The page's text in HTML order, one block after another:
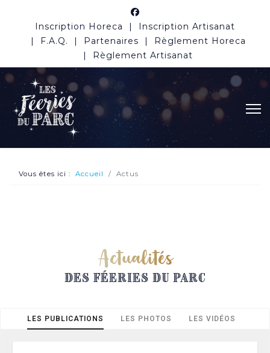
Inscription Horeca
Inscription Artisanat
F.A.Q.
Partenaires
Règlement Horeca
Règlement Artisanat
Vous êtes ici : Accueil Actus
Actualités
des féeries du parc
LES PUBLICATIONS LES PHOTOS LES VIDÉOS